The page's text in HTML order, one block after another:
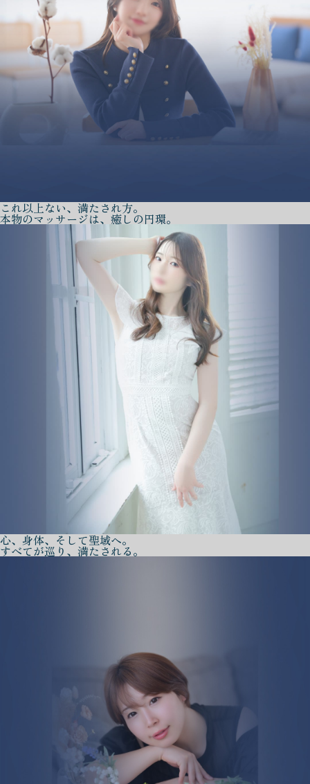
これ以上ない、満たされ方。
本物のマッサージは、癒しの円環。
心、身体、そして聖域へ。
すべてが巡り、満たされる。